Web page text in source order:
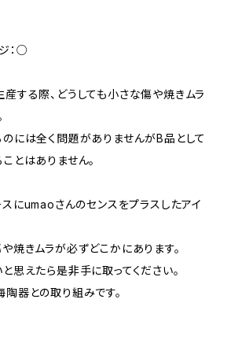
：○
する際、どうしても小さな傷や焼きムラ
には全く問題がありませんがB品として
とはありません。
にumaoさんのセンスをプラスしたアイ
焼きムラが必ずどこかにあります。
思えたら是非手に取ってください。
器との取り組みです。